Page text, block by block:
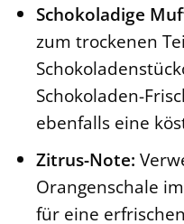
Schokoladige
zum trockenen
Schokoladen-
ebenfalls eine
Zitrus-Note:
Orangenschale
für eine